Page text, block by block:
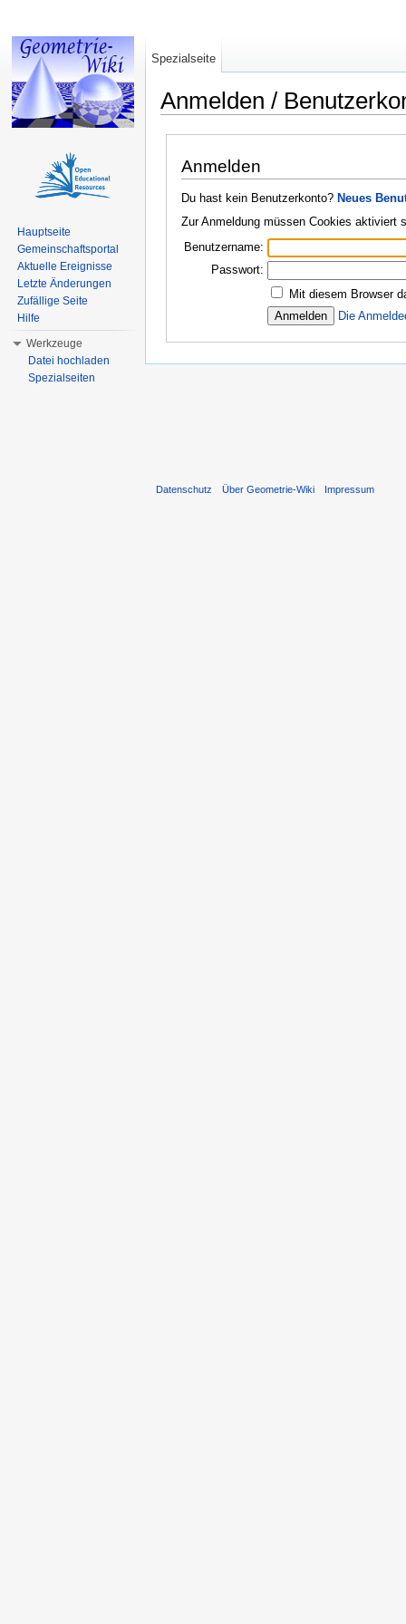
Anmelden /
Anmelden
Du hast kein Benutzerkonto? Neues
Zur Anmeldung müssen Cookies aktiviert
Benutzername:
Passwort:
Mit diesem Browser
Die
Spezialseite
Hauptseite
Gemeinschaftsportal
Aktuelle Ereignisse
Letzte Änderungen
Zufällige Seite
Hilfe
Werkzeuge
Datei hochladen
Spezialseiten
Datenschutz Über Geometrie-Wiki Impressum